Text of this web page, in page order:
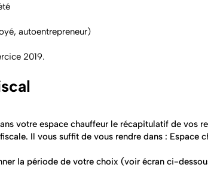
autoentrepreneur)
2019.
votre espace chauffeur le récapitulatif de vos
Il vous suffit de vous rendre dans : Espace
la période de votre choix (voir écran ci-